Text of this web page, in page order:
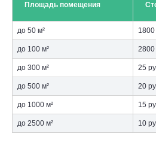
Площадь помещения
до 50 м² 1800
до 100 м² 2800
до 300 м² 25
до 500 м² 20
до 1000 м² 15
до 2500 м² 10